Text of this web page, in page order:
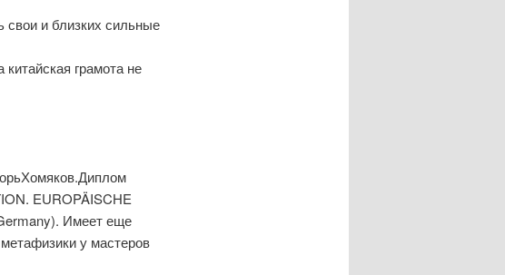
свои и близких сильные
грамота не
EUROPÄISCHE
Имеет еще
у мастеров